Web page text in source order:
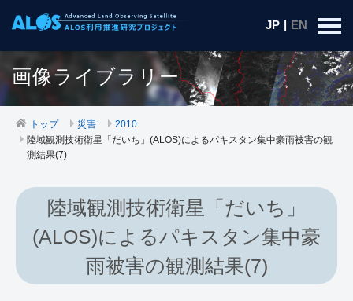
JP | EN
画像ライブラリー
トップ 災害
2010
陸域観測技術衛星「だいち」(ALOS)によるパキスタン集中豪雨被害の観
測結果(7)
陸域観測技術衛星「だいち」
(ALOS)によるパキスタン集中豪
雨被害の観測結果(7)